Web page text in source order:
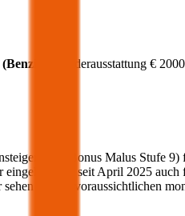
(Benzin , Sonderausstattung € 2000
(Bonus Malus Stufe 9)
– seit April 2025
Sie die voraussichtlichen